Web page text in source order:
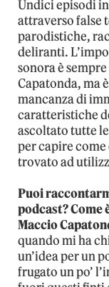
Undici episodi
attraverso false
parodistiche,
deliranti.
sonora è
Capatonda, ma
mancanza di
caratteristiche
ascoltato tutte
per capire come
trovato ad
Puoi
podcast? Come
Maccio
quando mi ha
un’idea per un
frugato un po’